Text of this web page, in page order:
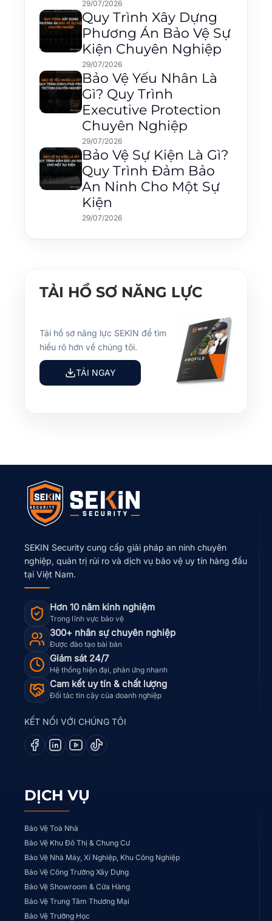
29/07/2026
Quy Trình Xây Dựng
Phương Án Bảo Vệ Sự
Kiện Chuyên Nghiệp
29/07/2026
Bảo Vệ Yếu Nhân Là
Gì? Quy Trình
Executive Protection
Chuyên Nghiệp
29/07/2026
Bảo Vệ Sự Kiện Là Gì?
Quy Trình Đảm Bảo
An Ninh Cho Một Sự
Kiện
29/07/2026
TẢI HỒ SƠ NĂNG LỰC
Tải hồ sơ năng lực SEKIN để tìm
hiểu rõ hơn về chúng tôi.
TẢI NGAY
SEKIN Security cung cấp giải pháp an ninh chuyên
nghiệp, quản trị rủi ro và dịch vụ bảo vệ uy tín hàng đầu
tại Việt Nam.
Hơn 10 năm kinh nghiệm
Trong lĩnh vực bảo vệ
300+ nhân sự chuyên nghiệp
Được đào tạo bài bản
Giám sát 24/7
Hệ thống hiện đại, phản ứng nhanh
Cam kết uy tín & chất lượng
Đối tác tin cậy của doanh nghiệp
KẾT NỐI VỚI CHÚNG TÔI
DỊCH VỤ
Bảo Vệ Toà Nhà
Bảo Vệ Khu Đô Thị & Chung Cư
Bảo Vệ Nhà Máy, Xí Nghiệp, Khu Công Nghiệp
Bảo Vệ Công Trường Xây Dựng
Bảo Vệ Showroom & Cửa Hàng
Bảo Vệ Trung Tâm Thương Mại
Bảo Vệ Trường Học